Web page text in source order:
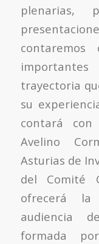
plenarias,
importantes
trayectoria
su
contará
Avelino
Asturias de
del Comité
ofrecerá la
audiencia
formada